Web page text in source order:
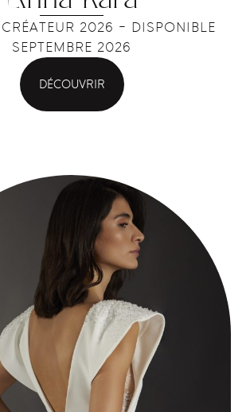
2026 - DISPONIBLE
SEPTEMBRE 2026
DÉCOUVRIR